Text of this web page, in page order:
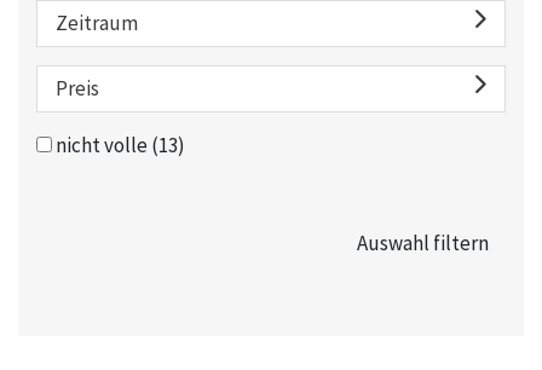
Zeitraum
Preis
nicht volle(13)